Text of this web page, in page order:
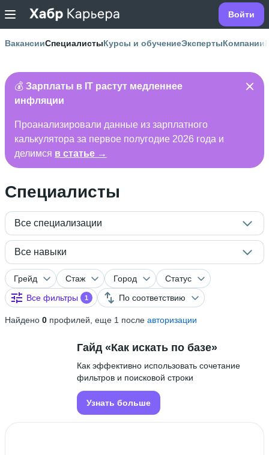
Войти
ВакансииСпециалистыКурсы и обучениеЭкспертыКомпании
💰 Зарплаты в IT растут медленнее
инфляции
Проанализировали данные из зарплатного
калькулятора за первое полугодие 2026 года и
делимся в статье →
Специалисты
Все специализации
Все навыки
Грейд Стаж Город
Статус
Все фильтры
1 По соответствию
Найдено 0 профилей, еще 1 после авторизации
Гайд «Как искать по базе»
Как эффективно использовать сочетание
фильтров и поисковой строки
Узнать больше